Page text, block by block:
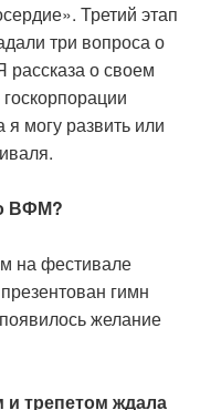
Третий этап
три вопроса о
рассказа о своем
я могу развить или
ВФМ?
на фестивале
гимн
желание
трепетом ждала